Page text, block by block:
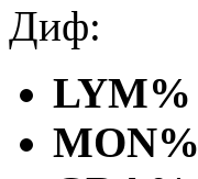
Диф:
LYM%
MON%